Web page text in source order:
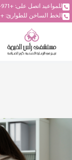
للمواعيد اتصل على: +971-7-207-4444
الخط الساخن للطوارئ: +971-7-222-5555